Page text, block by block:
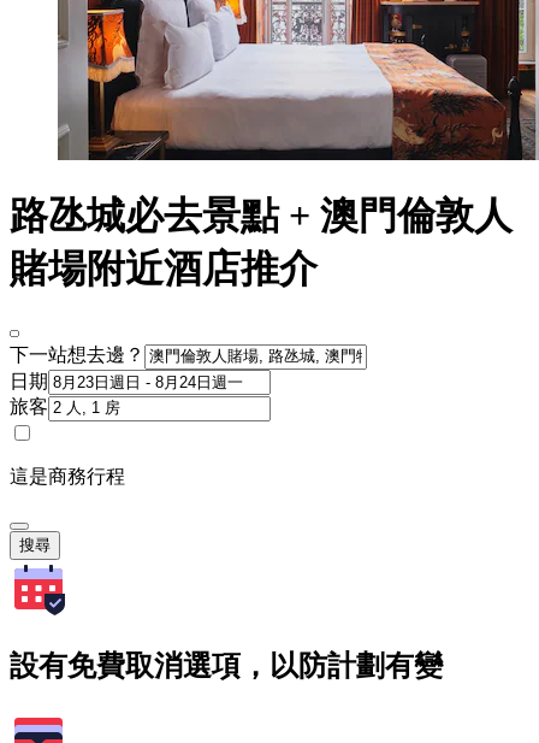
路氹城必去景點 + 澳門倫敦人
賭場附近酒店推介
下一站想去邊？
日期
旅客
這是商務行程
搜尋
設有免費取消選項，以防計劃有變